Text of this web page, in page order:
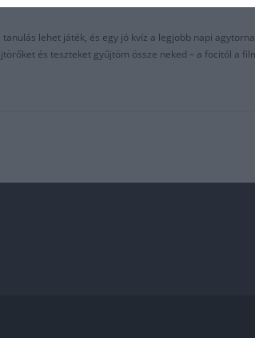
lehet játék, és egy jó kvíz a legjobb napi
és teszteket gyűjtöm össze neked – a focitól a